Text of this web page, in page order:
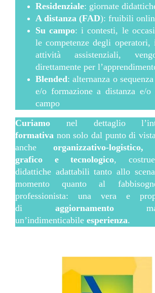
Residenziale: giornate
A distanza (FAD): fruibili
Su campo: i contesti, le
le competenze degli operatori,
attività assistenziali,
direttamente per
Blended: alternanza o
e/o formazione a distanza e/o
campo
Curiamo nel dettaglio
formativa non solo dal punto di
anche organizzativo-
grafico e tecnologico,
didattiche adattabili tanto allo
momento quanto al
professionista: una vera e
di aggiornamentoma
un’indimenticabile esperienza.